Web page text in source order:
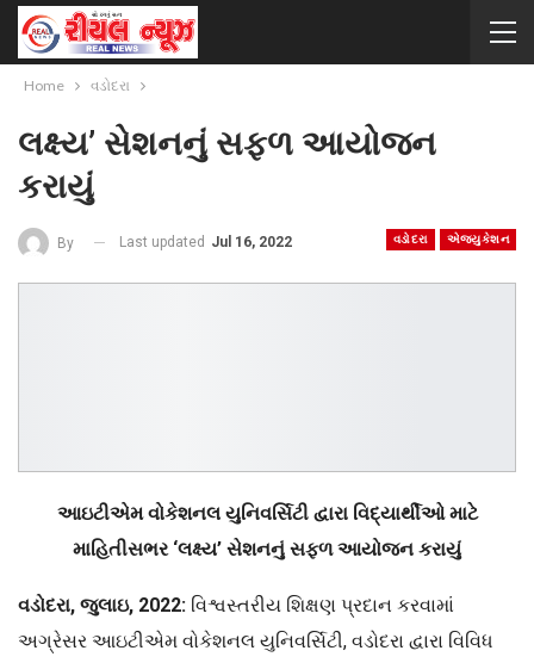
Home વડોદરા
લક્ષ્ય’ સેશનનું સફળ આયોજન
કરાયું
વડોદરા એજ્યુકેશન
By Last updated Jul 16, 2022
આઇટીએમ વોકેશનલ યુનિવર્સિટી દ્વારા વિદ્યાર્થીઓ માટે
માહિતીસભર ‘લક્ષ્ય’ સેશનનું સફળ આયોજન કરાયું
વડોદરા, જુલાઇ, 2022: વિશ્વસ્તરીય શિક્ષણ પ્રદાન કરવામાં
અગ્રેસર આઇટીએમ વોકેશનલ યુનિવર્સિટી, વડોદરા દ્વારા વિવિધ